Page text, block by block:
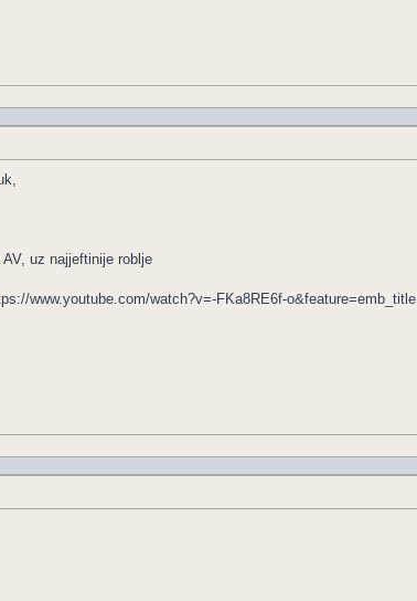
uz najjeftinije roblje
www.youtube.com/watch?v=-FKa8RE6f-o&feature=emb_title